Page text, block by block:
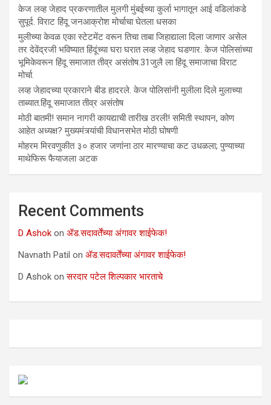
केज लव्ह जेहाद प्रकरणातील मुलगी मुंबईच्या कुर्ला भागातून आई वडिलांकडे
सुपूर्द. विराट हिंदू जनआक्रोश मोर्चाचा घेतला धसका
मुलीच्या केवळ एका स्टेटमेंट वरून तिचा ताबा जिहाद्याला दिला जाणार असेल
तर देवेंद्रजी भविष्यात हिंदूंच्या घरा घरात लव्ह जेहाद घडणार. केज पोलिसांच्या
भूमिकेवरून हिंदू समाजात तीव्र असंतोष.31जुलै ला हिंदू समाजाचा विराट
मोर्चा.
लव्ह जेहादच्या प्रकाराने बीड हादरले. केज पोलिसांनी मुलीला दिले मुलाच्या
ताब्यात.हिंदू समाजात तीव्र असंतोष
मोठी बातमी! समान नागरी कायद्याची तारीख ठरली! समिती स्थापन, कोण
आहेत अध्यक्ष? मुख्यमंत्र्यांची विधानसभेत मोठी घोषणी
मोहरम मिरवणुकीत ३० हजार जणांना ठार मारण्‍याचा कट उधळला; पुण्‍याच्‍या
माथेफिरू फैयाजला अटक
Recent Comments
D Ashok on ॲड.सदावर्तेंच्या अंगावर शाईफेक!
Navnath Patil on ॲड.सदावर्तेंच्या अंगावर शाईफेक!
D Ashok onसरदार पटेल शिल्पकार भारताचे